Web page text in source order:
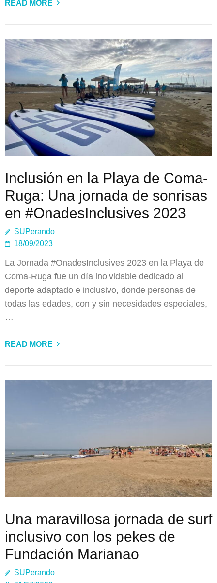
READ MORE
Inclusión en la Playa de Coma-
Ruga: Una jornada de sonrisas
en #OnadesInclusives 2023
SUPerando
18/09/2023
La Jornada #OnadesInclusives 2023 en la Playa de
Coma-Ruga fue un día inolvidable dedicado al
deporte adaptado e inclusivo, donde personas de
todas las edades, con y sin necesidades especiales,
…
READ MORE
Una maravillosa jornada de surf
inclusivo con los pekes de
Fundación Marianao
SUPerando